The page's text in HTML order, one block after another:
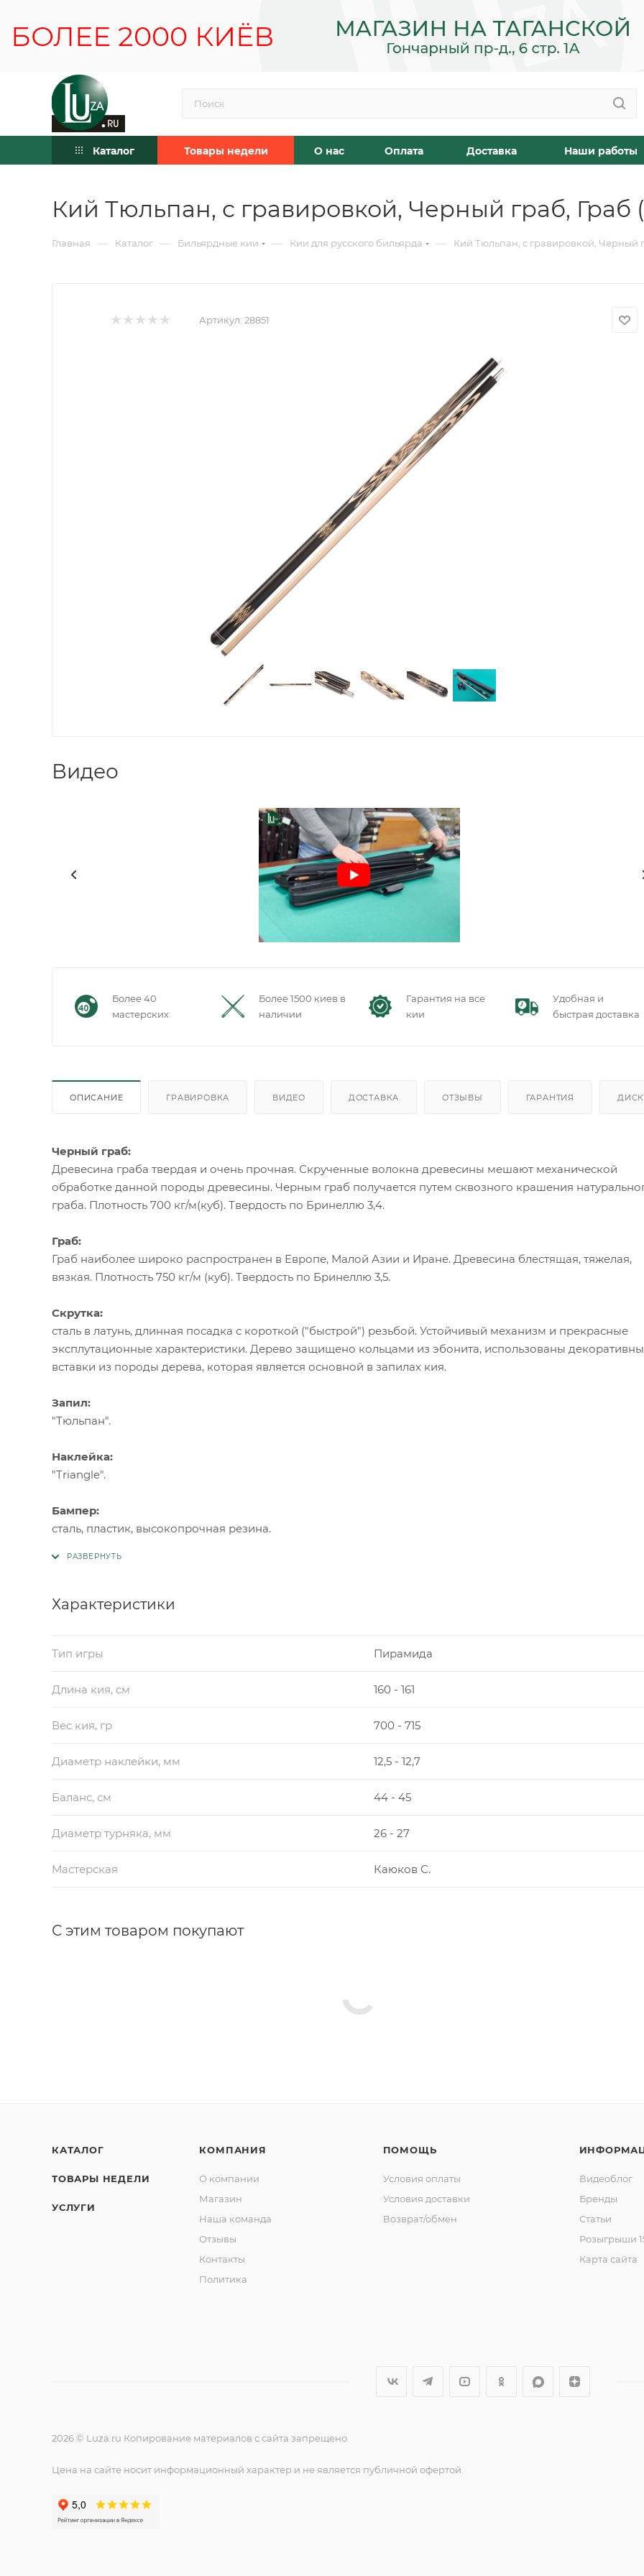
Каталог Товары недели О нас Оплата Доставка Наши работы
Кий Тюльпан, с гравировкой, Черный граб, Граб
Главная — Каталог — Бильярдные кии — Кии для русского бильярда — Кий Тюльпан, с гравировкой, Черный
Артикул: 28851
Видео
Более 40
мастерских
Более 1500 киев в
наличии
Гарантия на все
кии
Удобная и
быстрая доставка
ОПИСАНИЕ ГРАВИРОВКА ВИДЕО ДОСТАВКА ОТЗЫВЫ ГАРАНТИЯ
Черный граб:
Древесина граба твердая и очень прочная. Скрученные волокна древесины мешают механической
обработке данной породы древесины. Черным граб получается путем сквозного крашения
граба. Плотность 700 кг/м(куб). Твердость по Бринеллю 3,4.
Граб:
Граб наиболее широко распространен в Европе, Малой Азии и Иране. Древесина блестящая, тяжелая,
вязкая. Плотность 750 кг/м (куб). Твердость по Бринеллю 3,5.
Скрутка:
сталь в латунь, длинная посадка с короткой ("быстрой") резьбой. Устойчивый механизм и прекрасные
эксплутационные характеристики. Дерево защищено кольцами из эбонита, использованы
вставки из породы дерева, которая является основной в запилах кия.
Запил:
"Тюльпан".
Наклейка:
"Triangle".
Бампер:
сталь, пластик, высокопрочная резина.
Характеристики
Тип игры Пирамида
Длина кия, см 160 - 161
Вес кия, гр 700 - 715
Диаметр наклейки, мм 12,5 - 12,7
Баланс, см 44 - 45
Диаметр турняка, мм 26 - 27
Мастерская Каюков С.
С этим товаром покупают
КАТАЛОГ
ТОВАРЫ НЕДЕЛИ
УСЛУГИ
КОМПАНИЯ
О компании
Магазин
Наша команда
Отзывы
Контакты
Политика
ПОМОЩЬ
Условия оплаты
Условия доставки
Возврат/обмен
Видеоблог
Бренды
Статьи
Розыгрыши
Карта сайта
2026 © Luza.ru Копирование материалов с сайта запрещено
Цена на сайте носит информационный характер и не является публичной офертой.